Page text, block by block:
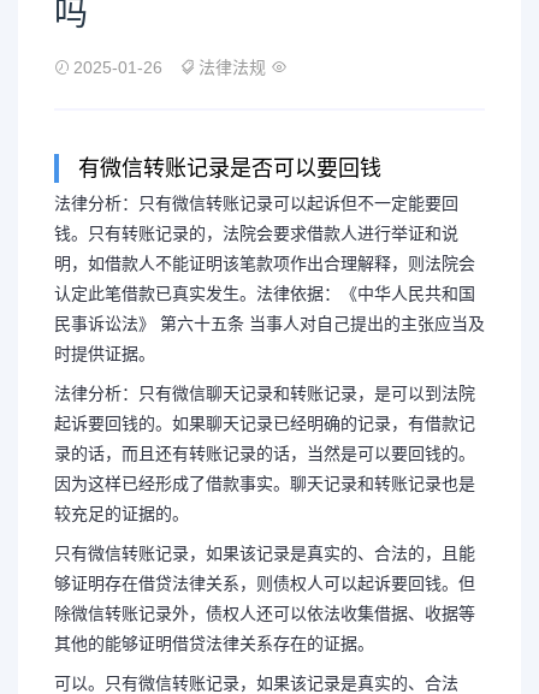
吗
2025-01-26 法律法规
有微信转账记录是否可以要回钱
法律分析：只有微信转账记录可以起诉但不一定能要回
钱。只有转账记录的，法院会要求借款人进行举证和说
明，如借款人不能证明该笔款项作出合理解释，则法院会
认定此笔借款已真实发生。法律依据：《中华人民共和国
民事诉讼法》 第六十五条 当事人对自己提出的主张应当及
时提供证据。
法律分析：只有微信聊天记录和转账记录，是可以到法院
起诉要回钱的。如果聊天记录已经明确的记录，有借款记
录的话，而且还有转账记录的话，当然是可以要回钱的。
因为这样已经形成了借款事实。聊天记录和转账记录也是
较充足的证据的。
只有微信转账记录，如果该记录是真实的、合法的，且能
够证明存在借贷法律关系，则债权人可以起诉要回钱。但
除微信转账记录外，债权人还可以依法收集借据、收据等
其他的能够证明借贷法律关系存在的证据。
可以。只有微信转账记录，如果该记录是真实的、合法
转账记录口供证人能定
转账记录算证
法律分析：只有微信转账记录
钱。只有转账记录的，法院会要求
如借款人不能证明该笔款项作出合
笔借款已真...